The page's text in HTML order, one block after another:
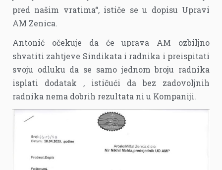
pred našim vratima“, ističe se u dopisu Upravi
AM Zenica.
Antonić očekuje da će uprava AM ozbiljno
shvatiti zahtjeve Sindikata i radnika i preispitati
svoju odluku da se samo jednom broju radnika
isplati dodatak , ističući da bez zadovoljnih
radnika nema dobrih rezultata ni u Kompaniji.